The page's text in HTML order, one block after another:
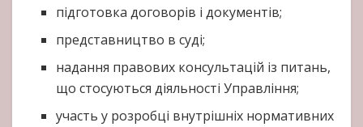
підготовка договорів і документів;
представництво в суді;
надання правових консультацій із питань,
що стосуються діяльності Управління;
участь у розробці внутрішніх нормативних